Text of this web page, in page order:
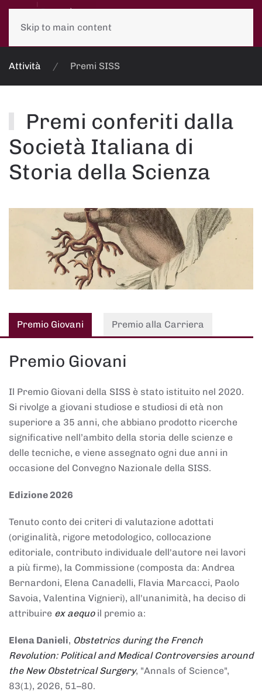
Skip to main content
Attività Premi SISS
Premi conferiti dalla
Società Italiana di
Storia della Scienza
Premio Giovani Premio alla Carriera
Premio Giovani
Il Premio Giovani della SISS è stato istituito nel 2020.
Si rivolge a giovani studiose e studiosi di età non
superiore a 35 anni, che abbiano prodotto ricerche
significative nell’ambito della storia delle scienze e
delle tecniche, e viene assegnato ogni due anni in
occasione del Convegno Nazionale della SISS.
Edizione 2026
Tenuto conto dei criteri di valutazione adottati
(originalità, rigore metodologico, collocazione
editoriale, contributo individuale dell'autore nei lavori
a più firme), la Commissione (composta da: Andrea
Bernardoni, Elena Canadelli, Flavia Marcacci, Paolo
Savoia, Valentina Vignieri), all'unanimità, ha deciso di
attribuire ex aequoil premio a:
Elena Danieli, Obstetrics during the French
Revolution: Political and Medical Controversies around
the New Obstetrical Surgery, "Annals of Science",
83(1), 2026, 51–80.